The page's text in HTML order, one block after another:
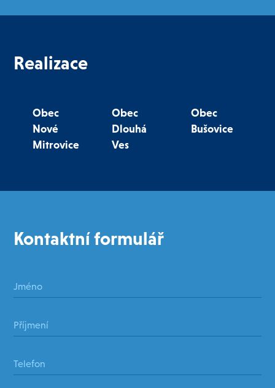
Realizace
Obec
Nové
Mitrovice
Obec
Dlouhá
Ves
Obec
Bušovice
Kontaktní formulář
Jméno
Příjmení
Telefon